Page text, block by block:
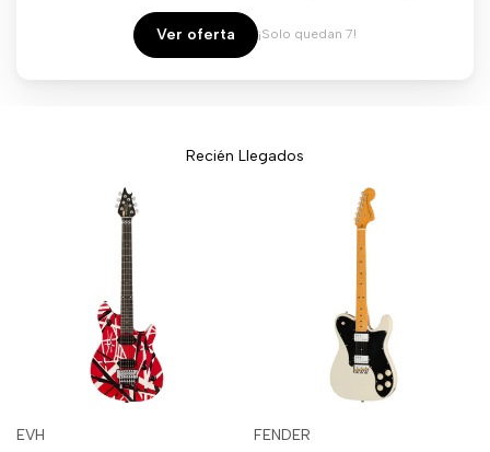
venta
Ver oferta ¡Solo quedan 7!
Recién Llegados
sesión
Proveedor:
EVH
sesión
sesión
Vista
Proveedor:
FENDER